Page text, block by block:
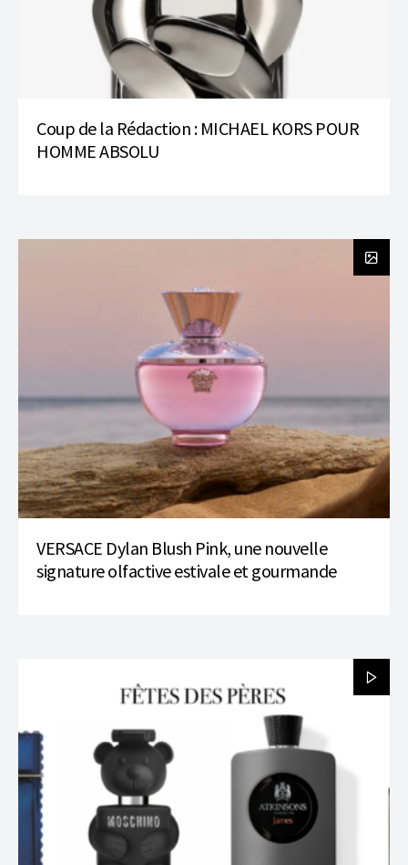
Coup de la Rédaction : MICHAEL KORS POUR
HOMME ABSOLU
VERSACE Dylan Blush Pink, une nouvelle
signature olfactive estivale et gourmande